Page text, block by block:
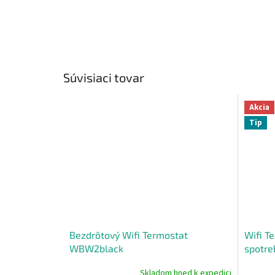
Súvisiaci tovar
Bezdrôtový Wifi Termostat
WBW2black
Akcia
Tip
Wifi